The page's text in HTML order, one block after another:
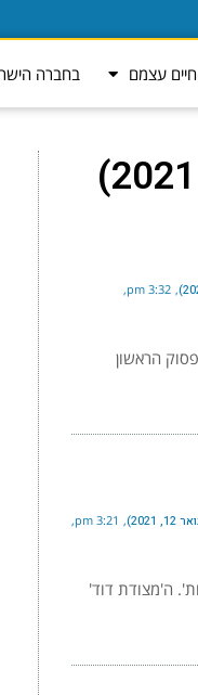
עצמם בחברה
3:32 pm
הראשון
3:21 pm
ה'מצודת דוד'